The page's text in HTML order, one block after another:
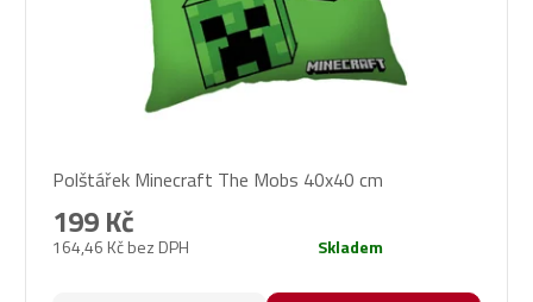
Polštářek Minecraft The Mobs 40x40 cm
164,46 Kč bez DPH
199 Kč
Skladem